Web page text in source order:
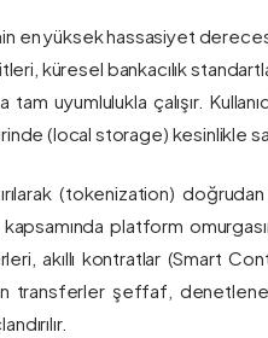
en yüksek hassasiyet
küresel bankacılık
uyumlulukla çalışır.
(local storage) kesinlikle
(tokenization)
platform
akıllı kontratlar (Smart
şeffaf,